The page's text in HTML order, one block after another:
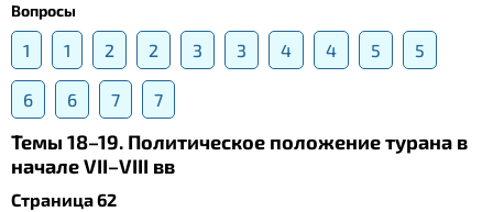
Вопросы
1 1 2 2 3 3 4 4 5 5
6 6 7 7
Темы 18–19. Политическое положение турана в
начале VII–VIII вв
Страница 62